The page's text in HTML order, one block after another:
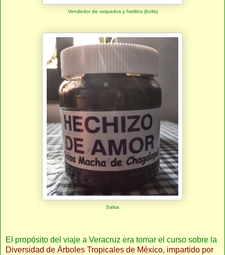
Vendedor de raspados y hielitos (bolis)
Salsa
El propósito del viaje a Veracruz era tomar el curso sobre la
Diversidad de Árboles Tropicales de México, impartido por